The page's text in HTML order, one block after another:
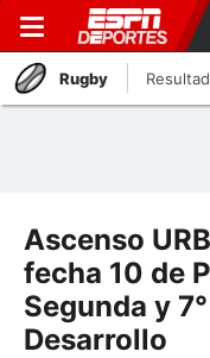
Rugby
Ascenso
fecha 10 de
Segunda y
Desarrollo